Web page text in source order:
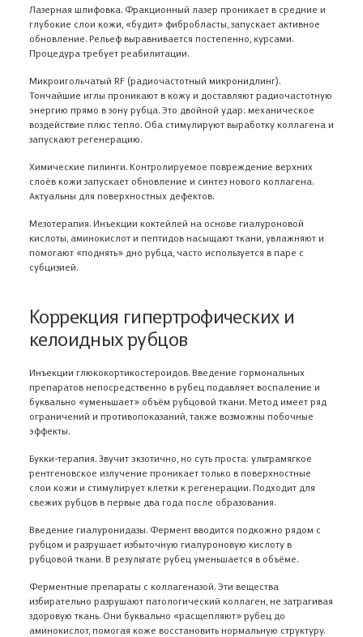
Лазерная шлифовка. Фракционный лазер проникает в средние и
глубокие слои кожи, «будит» фибробласты, запускает активное
обновление. Рельеф выравнивается постепенно, курсами.
Процедура требует реабилитации.
Микроигольчатый RF (радиочастотный микронидлинг).
Тончайшие иглы проникают в кожу и доставляют радиочастотную
энергию прямо в зону рубца. Это двойной удар: механическое
воздействие плюс тепло. Оба стимулируют выработку коллагена и
запускают регенерацию.
Химические пилинги. Контролируемое повреждение верхних
слоёв кожи запускает обновление и синтез нового коллагена.
Актуальны для поверхностных дефектов.
Мезотерапия. Инъекции коктейлей на основе гиалуроновой
кислоты, аминокислот и пептидов насыщают ткани, увлажняют и
помогают «поднять» дно рубца, часто используется в паре с
субцизией.
Коррекция гипертрофических и
келоидных рубцов
Инъекции глюкокортикостероидов. Введение гормональных
препаратов непосредственно в рубец подавляет воспаление и
буквально «уменьшает» объём рубцовой ткани. Метод имеет ряд
ограничений и противопоказаний, также возможны побочные
эффекты.
Букки-терапия. Звучит экзотично, но суть проста: ультрамягкое
рентгеновское излучение проникает только в поверхностные
слои кожи и стимулирует клетки к регенерации. Подходит для
свежих рубцов в первые два года после образования.
Введение гиалуронидазы. Фермент вводится подкожно рядом с
рубцом и разрушает избыточную гиалуроновую кислоту в
рубцовой ткани. В результате рубец уменьшается в объёме.
Ферментные препараты с коллагеназой. Эти вещества
избирательно разрушают патологический коллаген, не затрагивая
здоровую ткань. Они буквально «расщепляют» рубец до
аминокислот, помогая коже восстановить нормальную структуру.